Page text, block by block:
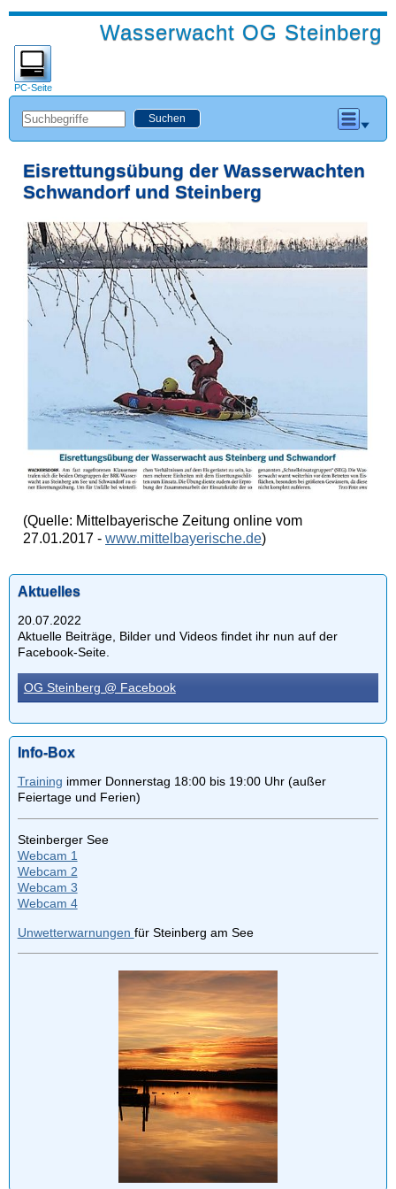
Wasserwacht OG Steinberg
PC-Seite
Eisrettungsübung der Wasserwachten
Schwandorf und Steinberg
(Quelle: Mittelbayerische Zeitung online vom
27.01.2017 - www.mittelbayerische.de)
Aktuelles
20.07.2022
Aktuelle Beiträge, Bilder und Videos findet ihr nun auf der
Facebook-Seite.
OG Steinberg @ Facebook
Info-Box
Training immer Donnerstag 18:00 bis 19:00 Uhr (außer
Feiertage und Ferien)
Steinberger See
Webcam 1
Webcam 2
Webcam 3
Webcam 4
Unwetterwarnungen für Steinberg am See